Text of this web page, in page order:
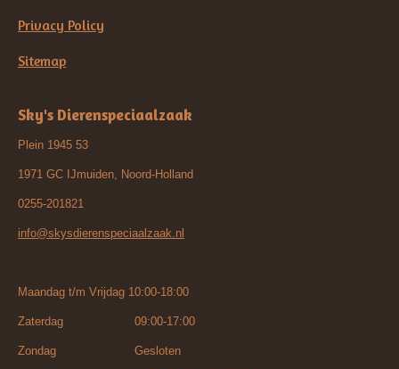
Privacy Policy
Sitemap
Sky's Dierenspeciaalzaak
Plein 1945 53
1971 GC IJmuiden, Noord-Holland
0255-201821
info@skysdierenspeciaalzaak.nl
Maandag t/m Vrijdag 10:00-18:00
Zaterdag 09:00-17:00
Zondag Gesloten